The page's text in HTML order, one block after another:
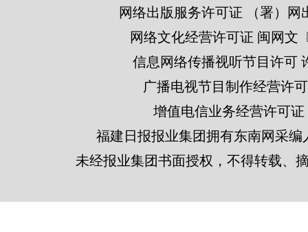
网络出版服务许可证 （署）网
网络文化经营许可证 闽网文
信息网络传播视听节目许可
广播电视节目制作经营许
增值电信业务经营许可证
福建日报报业集团拥有东南网采
未经报业集团书面授权，不得转载、